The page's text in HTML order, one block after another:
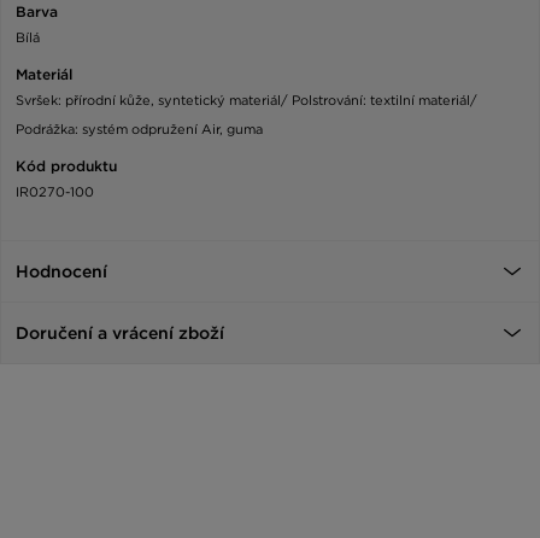
Barva
Bílá
Materiál
Svršek: přírodní kůže, syntetický materiál/ Polstrování: textilní materiál/
Podrážka: systém odpružení Air, guma
Kód produktu
IR0270-100
Hodnocení
Doručení a vrácení zboží